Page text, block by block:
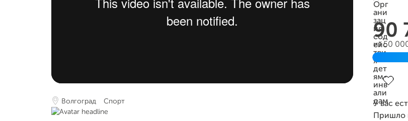
Волгоград Спорт
90
из 50
У вас
Пришло